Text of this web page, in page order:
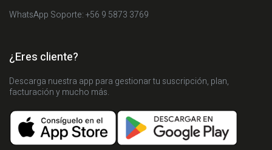
WhatsApp Soporte: +56 9 5873 3769
¿Eres cliente?
Descarga nuestra app para gestionar tu suscripción, plan,
facturación y mucho más.